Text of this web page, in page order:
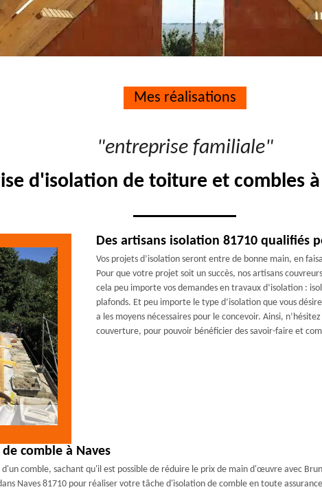
Mes réalisations
"entreprise familiale"
d'isolation de toiture et combles à
Des artisans isolation 81710 qualifiés
Vos projets d’isolation seront entre de bonne main, en
Pour que votre projet soit un succès, nos artisans
cela peu importe vos demandes en travaux d’isolation :
plafonds. Et peu importe le type d’isolation que vous
a les moyens nécessaires pour le concevoir. Ainsi,
couverture, pour pouvoir bénéficier des savoir-faire et
comble à Naves
comble, sachant qu'il est possible de réduire le prix de main d'œuvre avec
Naves 81710 pour réaliser votre tâche d'isolation de comble en toute